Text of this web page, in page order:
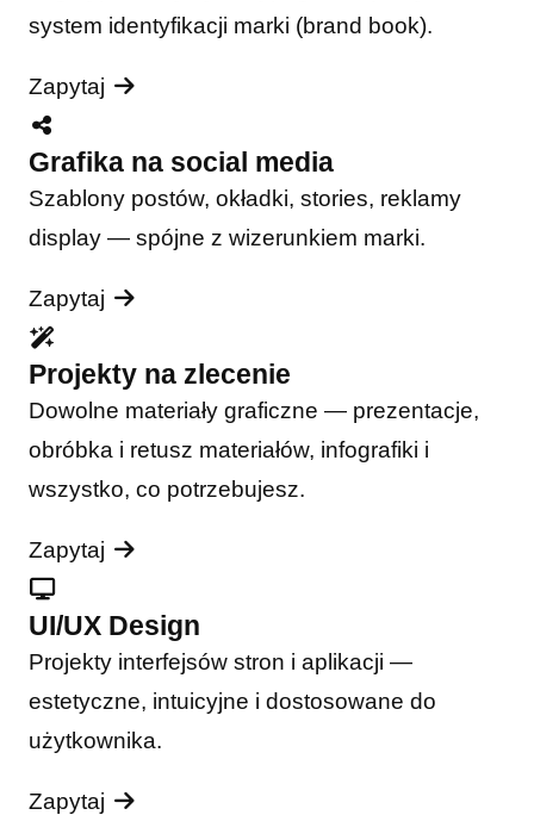
system identyfikacji marki (brand book).
Zapytaj
Grafika na social media
Szablony postów, okładki, stories, reklamy
display — spójne z wizerunkiem marki.
Zapytaj
Projekty na zlecenie
Dowolne materiały graficzne — prezentacje,
obróbka i retusz materiałów, infografiki i
wszystko, co potrzebujesz.
Zapytaj
UI/UX Design
Projekty interfejsów stron i aplikacji —
estetyczne, intuicyjne i dostosowane do
użytkownika.
Zapytaj